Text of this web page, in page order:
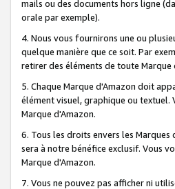
mails ou des documents hors ligne
orale par exemple).
4. Nous vous fournirons une ou
quelque manière que ce soit. Par
retirer des éléments de toute Marque
5. Chaque Marque d'Amazon doit
élément visuel, graphique ou textuel.
Marque d'Amazon.
6. Tous les droits envers les
sera à notre bénéfice exclusif. Vous
Marque d'Amazon.
7. Vous ne pouvez pas afficher ni